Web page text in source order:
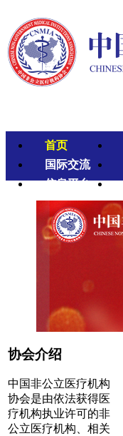
首页
国际交流
信息平台
协会介绍
中国非公立医疗机构
协会是由依法获得医
疗机构执业许可的非
公立医疗机构、相关